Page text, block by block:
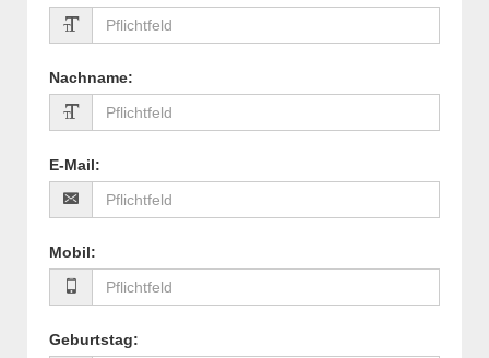
Nachname:
E-Mail:
Mobil:
Geburtstag: